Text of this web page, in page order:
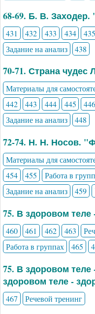
68-69. Б. В.
431 432 433 434 435
Задание на анализ
438
70-71. Страна чудес
Материалы для
442
443 444 445 446
Задание на анализ
448
72-74. Н. Н. Носов.
Материалы для
454
455 Работа в
Задание на анализ
459
75. В здоровом
460 461 462 463
Работа в группах
465
75. В здоровом
здоровом теле -
467 Речевой тренинг